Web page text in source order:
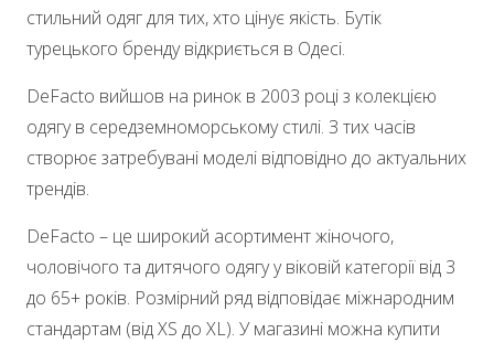
стильний одяг для тих, хто цінує якість. Бутік
турецького бренду відкриється в Одесі.
DeFacto вийшов на ринок в 2003 році з колекцією
одягу в середземноморському стилі. З тих часів
створює затребувані моделі відповідно до актуальних
трендів.
DeFacto – це широкий асортимент жіночого,
чоловічого та дитячого одягу у віковій категорії від 3
до 65+ років. Розмірний ряд відповідає міжнародним
стандартам (від XS до XL). У магазині можна купити